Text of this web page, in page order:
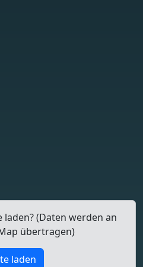
laden? (Daten werden an
übertragen)
laden